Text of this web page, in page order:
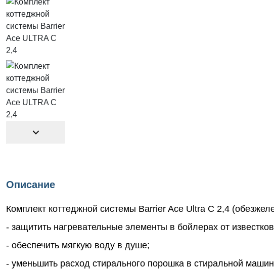
Описание
Комплект коттеджной системы Barrier Ace Ultra С 2,4
- защитить нагревательные элементы в бойлерах от
- обеспечить мягкую воду в душе;
- уменьшить расход стирального порошка в стиральной